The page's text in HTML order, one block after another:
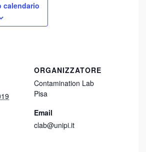
calendario
ORGANIZZATORE
Contamination Lab
Pisa
Email
clab@unipi.it